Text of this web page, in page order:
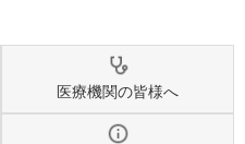
医療機関の皆様へ